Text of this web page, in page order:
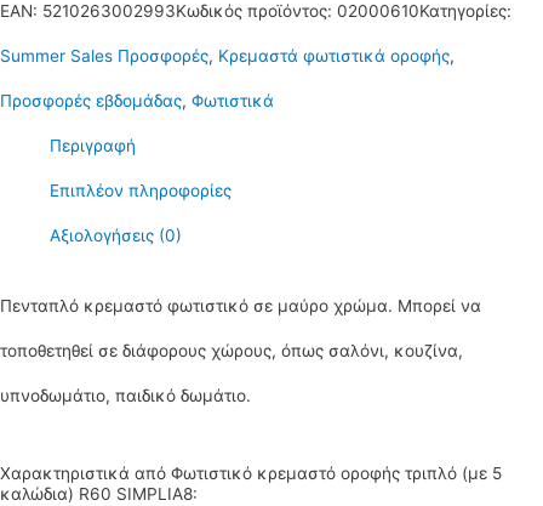
ποσότητα
EAN: 5210263002993Κωδικός προϊόντος: 02000610Κατηγορίες:
Summer Sales Προσφορές, Κρεμαστά φωτιστικά οροφής,
Προσφορές εβδομάδας, Φωτιστικά
Περιγραφή
Επιπλέον πληροφορίες
Αξιολογήσεις (0)
Πενταπλό κρεμαστό φωτιστικό σε μαύρο χρώμα. Μπορεί να
τοποθετηθεί σε διάφορους χώρους, όπως σαλόνι, κουζίνα,
υπνοδωμάτιο, παιδικό δωμάτιο.
Χαρακτηριστικά από Φωτιστικό κρεμαστό οροφής τριπλό (με 5
καλώδια) R60 SIMPLIA8: